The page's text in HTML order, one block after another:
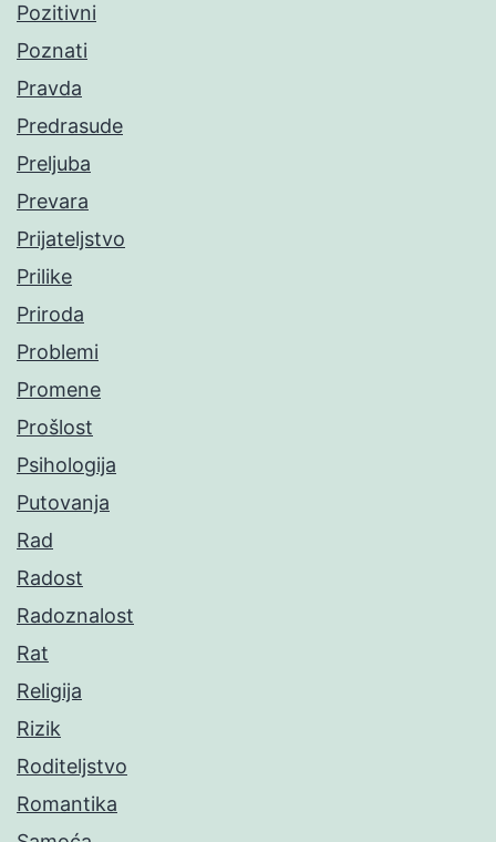
Pozitivni
Poznati
Pravda
Predrasude
Preljuba
Prevara
Prijateljstvo
Prilike
Priroda
Problemi
Promene
Prošlost
Psihologija
Putovanja
Rad
Radost
Radoznalost
Rat
Religija
Rizik
Roditeljstvo
Romantika